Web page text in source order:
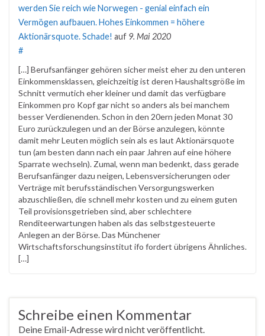
werden Sie reich wie Norwegen - genial einfach ein
Vermögen aufbauen. Hohes Einkommen = höhere
Aktionärsquote. Schade! auf 9. Mai 2020
#
[…] Berufsanfänger gehören sicher meist eher zu den unteren
Einkommensklassen, gleichzeitig ist deren Haushaltsgröße im
Schnitt vermutich eher kleiner und damit das verfügbare
Einkommen pro Kopf gar nicht so anders als bei manchem
besser Verdienenden. Schon in den 20ern jeden Monat 30
Euro zurückzulegen und an der Börse anzulegen, könnte
damit mehr Leuten möglich sein als es laut Aktionärsquote
tun (am besten dann nach ein paar Jahren auf eine höhere
Sparrate wechseln). Zumal, wenn man bedenkt, dass gerade
Berufsanfänger dazu neigen, Lebensversicherungen oder
Verträge mit berufsständischen Versorgungswerken
abzuschließen, die schnell mehr kosten und zu einem guten
Teil provisionsgetrieben sind, aber schlechtere
Renditeerwartungen haben als das selbstgesteuerte
Anlegen an der Börse. Das Münchener
Wirtschaftsforschungsinstitut ifo fordert übrigens Ähnliches.
[…]
Schreibe einen Kommentar
Deine Email-Adresse wird nicht veröffentlicht.